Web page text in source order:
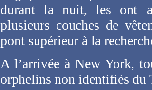
durant la nuit, les ont
plusieurs couches de
pont supérieur à la
A l’arrivée à New York,
orphelins non identifiés du